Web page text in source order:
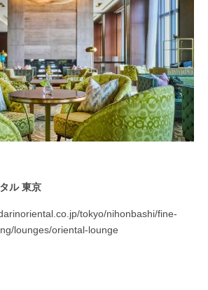
ル 東京
tokyo/nihonbashi/fine-
lounges/oriental-lounge